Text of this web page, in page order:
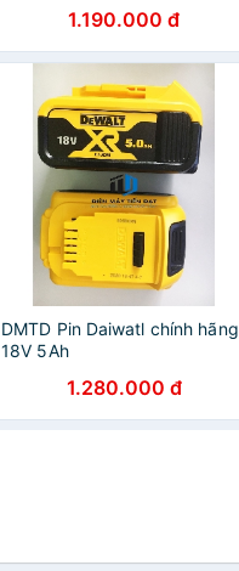
1.190.000 đ
DMTD Pin Daiwatl chính hãng
18V 5Ah
1.280.000 đ